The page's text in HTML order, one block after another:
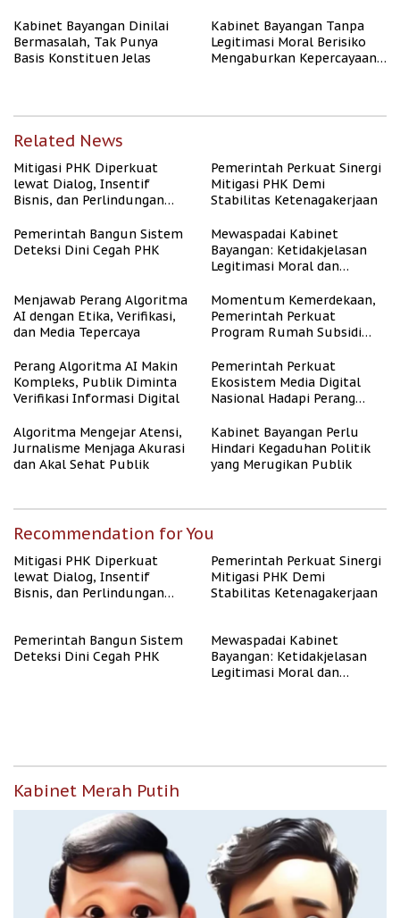
Kabinet Bayangan Dinilai
Bermasalah, Tak Punya
Basis Konstituen Jelas
Kabinet Bayangan Tanpa
Legitimasi Moral Berisiko
Mengaburkan Kepercayaan
Related News
Mitigasi PHK Diperkuat
lewat Dialog, Insentif
Bisnis, dan Perlindungan
Pemerintah Perkuat Sinergi
Mitigasi PHK Demi
Stabilitas Ketenagakerjaan
Pemerintah Bangun Sistem
Deteksi Dini Cegah PHK
Mewaspadai Kabinet
Bayangan: Ketidakjelasan
Legitimasi Moral dan
Menjawab Perang Algoritma
AI dengan Etika, Verifikasi,
dan Media Tepercaya
Momentum Kemerdekaan,
Pemerintah Perkuat
Program Rumah Subsidi
Berpenghasilan Rendah
Perang Algoritma AI Makin
Kompleks, Publik Diminta
Verifikasi Informasi Digital
Pemerintah Perkuat
Ekosistem Media Digital
Nasional Hadapi Perang
Algoritma Mengejar Atensi,
Jurnalisme Menjaga Akurasi
dan Akal Sehat Publik
Kabinet Bayangan Perlu
Hindari Kegaduhan Politik
yang Merugikan Publik
Recommendation for You
Mitigasi PHK Diperkuat
lewat Dialog, Insentif
Bisnis, dan Perlindungan
Pemerintah Perkuat Sinergi
Mitigasi PHK Demi
Stabilitas Ketenagakerjaan
Pemerintah Bangun Sistem
Deteksi Dini Cegah PHK
Mewaspadai Kabinet
Bayangan: Ketidakjelasan
Legitimasi Moral dan
Kabinet Merah Putih